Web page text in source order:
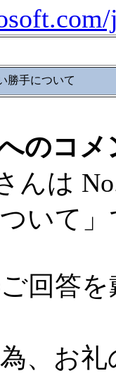
勝手について
のコメ
んは
いて
回答
、お